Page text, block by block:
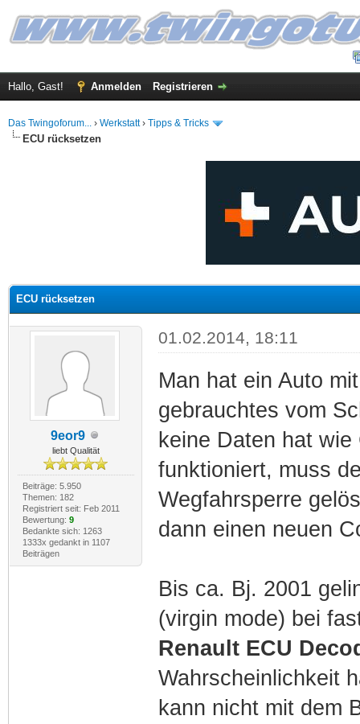
Hallo, Gast! Anmelden Registrieren
Das Twingoforum... › Werkstatt› Tipps & Tricks
ECU rücksetzen
ECU rücksetzen
9eor9
liebt Qualität
Beiträge: 5.950
Themen: 182
Registriert seit: Feb 2011
Bewertung: 9
Bedankte sich: 1263
1333x gedankt in 1107
Beiträgen
01.02.2014, 18:11
Man hat ein Auto
gebrauchtes vom
keine Daten hat
funktioniert, muss
Wegfahrsperre
dann einen neuen
Bis ca. Bj. 2001
(virgin mode) bei
Renault ECU
Wahrscheinlichkeit
kann nicht mit dem